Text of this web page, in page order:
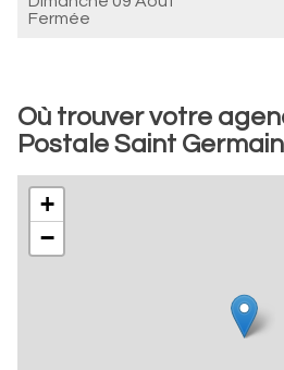
Fermée
Où trouver votre
Postale Saint
+
−